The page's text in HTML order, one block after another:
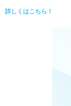
詳しくはこちら！